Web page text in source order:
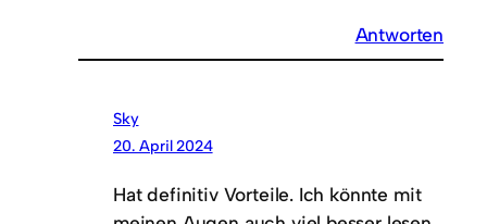
Antworten
Sky
20. April 2024
Hat definitiv Vorteile. Ich könnte mit